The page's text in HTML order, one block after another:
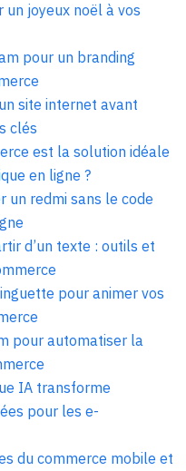
un joyeux noël à vos
pour un branding
site internet avant
clés
est la solution idéale
en ligne ?
un redmi sans le code
d’un texte : outils et
pour animer vos
pour automatiser la
IA transforme
pour les e-
du commerce mobile et